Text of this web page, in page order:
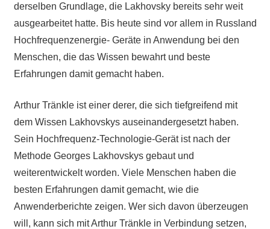
derselben Grundlage, die Lakhovsky bereits sehr weit
ausgearbeitet hatte. Bis heute sind vor allem in Russland
Hochfrequenzenergie- Geräte in Anwendung bei den
Menschen, die das Wissen bewahrt und beste
Erfahrungen damit gemacht haben.
Arthur Tränkle ist einer derer, die sich tiefgreifend mit
dem Wissen Lakhovskys auseinandergesetzt haben.
Sein Hochfrequenz-Technologie-Gerät ist nach der
Methode Georges Lakhovskys gebaut und
weiterentwickelt worden. Viele Menschen haben die
besten Erfahrungen damit gemacht, wie die
Anwenderberichte zeigen. Wer sich davon überzeugen
will, kann sich mit Arthur Tränkle in Verbindung setzen,